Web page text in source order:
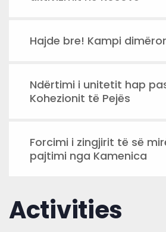
Hajde bre! Kampi
Ndërtimi i unitetit hap
Kohezionit të Pejës
Forcimi i zingjirit të së
pajtimi nga Kamenica
Activities